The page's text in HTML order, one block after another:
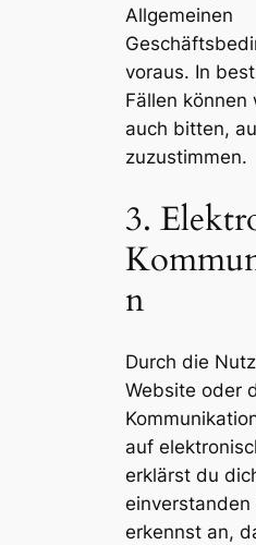
Allgemeinen
voraus. In
Fällen können
auch bitten,
zuzustimmen.
3.
n
Durch die
Website oder
auf
erklärst du
einverstanden
erkennst an,